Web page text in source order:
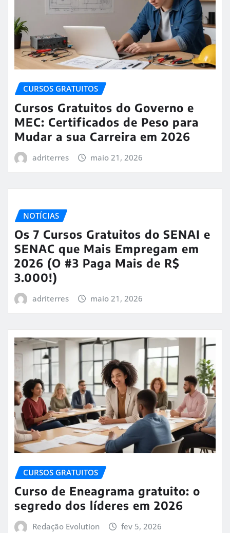
CURSOS GRATUITOS
Cursos Gratuitos do Governo e
MEC: Certificados de Peso para
Mudar a sua Carreira em 2026
adriterres maio 21, 2026
NOTÍCIAS
Os 7 Cursos Gratuitos do SENAI e
SENAC que Mais Empregam em
2026 (O #3 Paga Mais de R$
3.000!)
adriterres maio 21, 2026
CURSOS GRATUITOS
Curso de Eneagrama gratuito: o
segredo dos líderes em 2026
Redação Evolution fev 5, 2026